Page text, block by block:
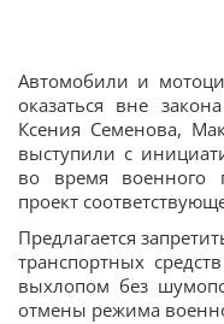
Автомобили и
оказаться вне
Ксения Семенова,
выступили с
во время военного
проект
Предлагается
транспортных
выхлопом без
отмены режима